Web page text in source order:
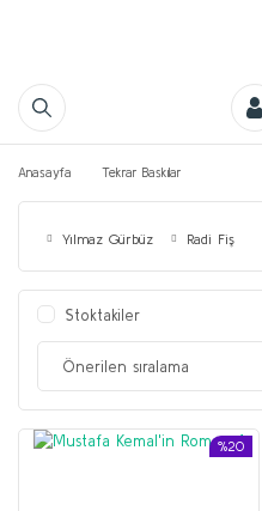
Anasayfa Tekrar Baskılar
Yılmaz Gürbüz Radi Fiş
Stoktakiler
%20